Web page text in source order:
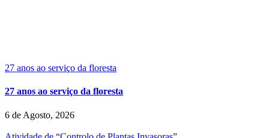
27 anos ao serviço da floresta
27 anos ao serviço da floresta
6 de Agosto, 2026